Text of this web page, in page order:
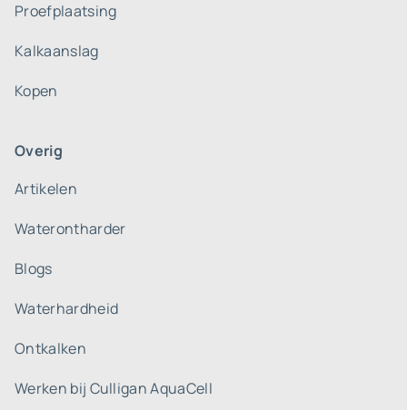
Proefplaatsing
Kalkaanslag
Kopen
Overig
Artikelen
Waterontharder
Blogs
Waterhardheid
Ontkalken
Werken bij Culligan AquaCell